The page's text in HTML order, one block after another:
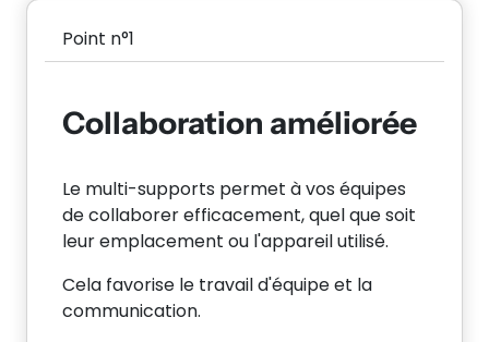
Point n°1
Collaboration améliorée
Le multi-supports permet à vos équipes
de collaborer efficacement, quel que soit
leur emplacement ou l'appareil utilisé.
Cela favorise le travail d'équipe et la
communication.